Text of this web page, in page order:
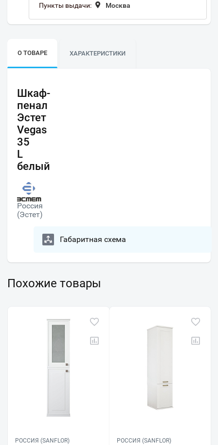
Пункты выдачи: Москва
О ТОВАРЕ ХАРАКТЕРИСТИКИ
Шкаф-
пенал
Эстет
Vegas
35
L
белый
Россия
(Эстет)
Габаритная схема
Похожие товары
РОССИЯ (SANFLOR) РОССИЯ (SANFLOR)